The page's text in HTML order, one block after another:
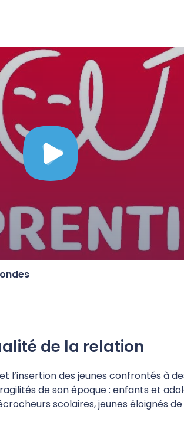
de la relation
l’insertion des jeunes confrontés à
de son époque : enfants et
scolaires, jeunes éloignés